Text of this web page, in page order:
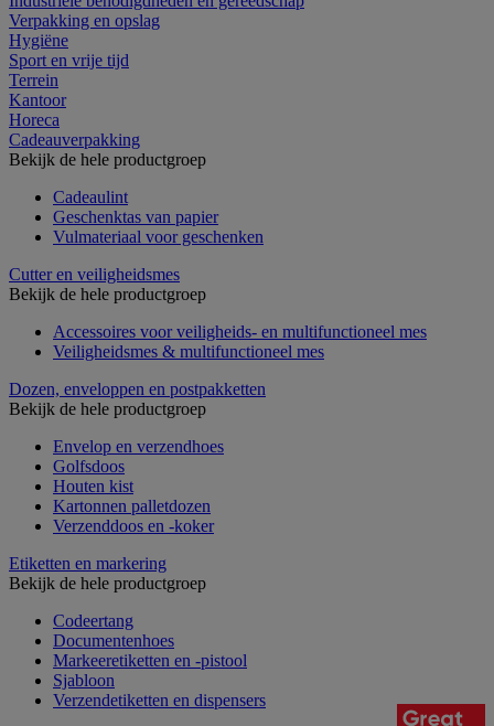
Verpakking en opslag
Hygiëne
Sport en vrije tijd
Terrein
Kantoor
Horeca
Cadeauverpakking
Bekijk de hele productgroep
Cadeaulint
Geschenktas van papier
Vulmateriaal voor geschenken
Cutter en veiligheidsmes
Bekijk de hele productgroep
Accessoires voor veiligheids- en multifunctioneel mes
Veiligheidsmes & multifunctioneel mes
Dozen, enveloppen en postpakketten
Bekijk de hele productgroep
Envelop en verzendhoes
Golfsdoos
Houten kist
Kartonnen palletdozen
Verzenddoos en -koker
Etiketten en markering
Bekijk de hele productgroep
Codeertang
Documentenhoes
Markeeretiketten en -pistool
Sjabloon
Verzendetiketten en dispensers